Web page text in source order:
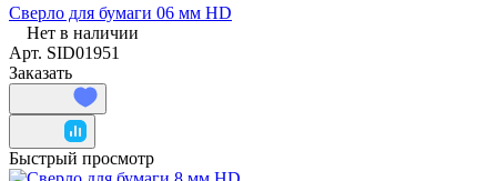
Сверло для бумаги 06 мм HD
Нет в наличии
Арт. SID01951
Заказать
Быстрый просмотр